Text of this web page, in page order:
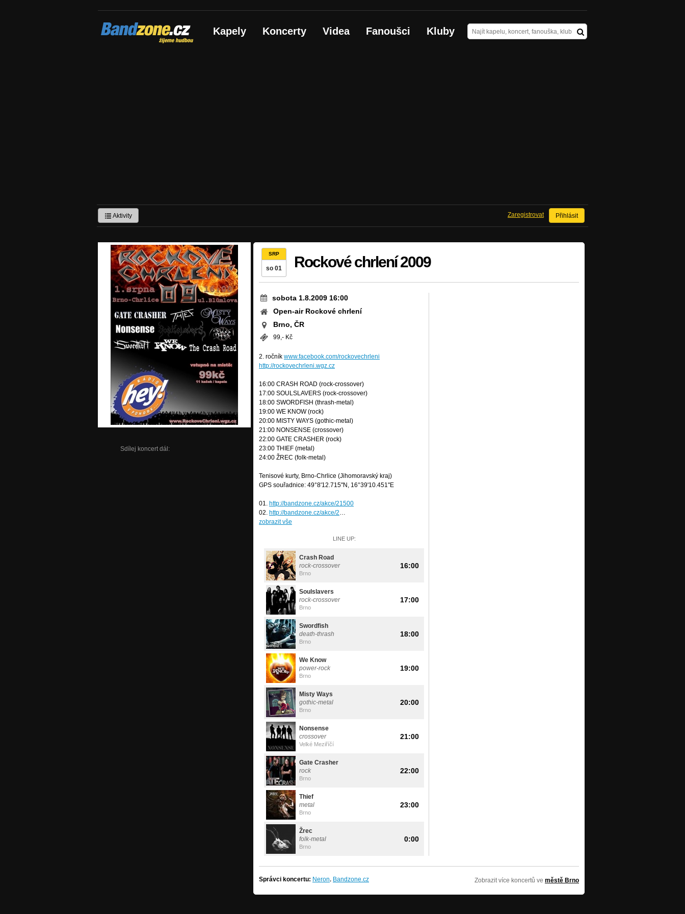
Bandzone.cz
žijeme hudbou Kapely Koncerty Videa Fanoušci Kluby
Aktivity Přihlásit
Zaregistrovat
Sdílej koncert dál:
SRP
so 01 Rockové chrlení 2009
sobota 1.8.2009 16:00
Open-air Rockové chrlení
Brno, ČR
99,- Kč
2. ročník www.facebook.com/rockovechrleni
http://rockovechrleni.wgz.cz
16:00 CRASH ROAD (rock-crossover)
17:00 SOULSLAVERS (rock-crossover)
18:00 SWORDFISH (thrash-metal)
19:00 WE KNOW (rock)
20:00 MISTY WAYS (gothic-metal)
21:00 NONSENSE (crossover)
22:00 GATE CRASHER (rock)
23:00 THIEF (metal)
24:00 ŽREC (folk-metal)
Tenisové kurty, Brno-Chrlice (Jihomoravský kraj)
GPS souřadnice: 49°8'12.715"N, 16°39'10.451"E
01. http://bandzone.cz/akce/21500
02. http://bandzone.cz/akce/2…
zobrazit vše
LINE UP:
Crash Road
rock-crossover
Brno
16:00
Soulslavers
rock-crossover
Brno
17:00
Swordfish
death-thrash
Brno
18:00
We Know
power-rock
Brno
19:00
Misty Ways
gothic-metal
Brno
20:00
Nonsense
crossover
Velké Meziříčí
21:00
Gate Crasher
rock
Brno
22:00
Thief
metal
Brno
23:00
Žrec
folk-metal
Brno
0:00
Správci koncertu: Neron, Bandzone.cz Zobrazit více koncertů ve městě Brno